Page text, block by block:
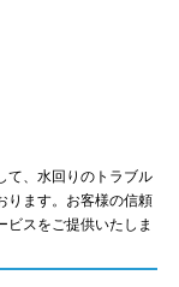
て、水回りのトラブル
ります。お客様の信頼
ビスをご提供いたしま